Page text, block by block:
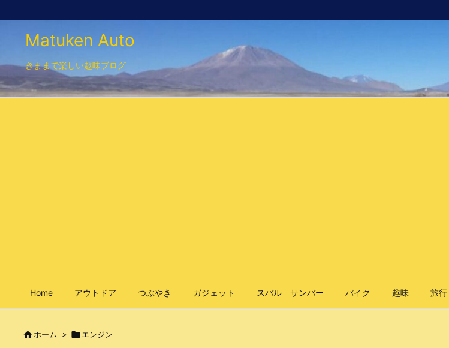
Matuken Auto
きままで楽しい趣味ブログ
Home アウトドア つぶやき ガジェット スバル サンバー バイク 趣味 旅行
ホーム > エンジン